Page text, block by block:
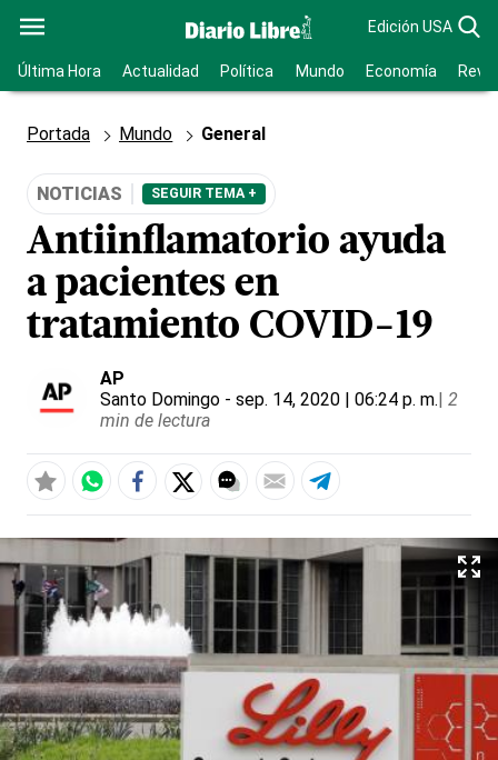
Edición USA
Última Hora Actualidad Política Mundo Economía
Portada Mundo General
NOTICIAS SEGUIR TEMA +
Antiinflamatorio ayuda
a pacientes en
tratamiento COVID-19
AP
Santo Domingo - sep. 14, 2020 | 06:24 p. m.| 2
min de lectura